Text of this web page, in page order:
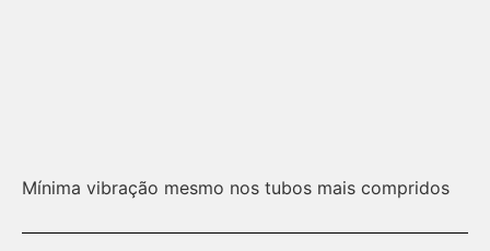
Mínima vibração mesmo nos tubos mais compridos